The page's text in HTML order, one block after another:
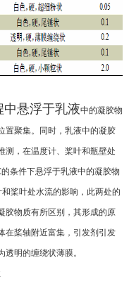
悬浮于乳液中的凝胶物
置聚集。同时，乳液中的凝胶
测，在温度计、桨叶和瓶壁处
条件下悬浮于乳液中的凝胶物
桨叶处水流的影响，此两处的
胶物质有所区别，其形成的原
在桨轴附近富集，引发剂引发
明的缠绕状薄膜。